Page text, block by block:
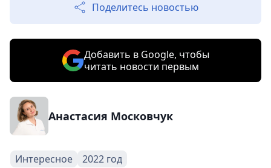
Поделитесь новостью
Добавить в Google, чтобы
читать новости первым
Анастасия Московчук
Интересное 2022 год